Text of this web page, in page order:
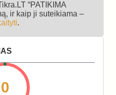
“PATIKIMA
ir kaip ji suteikiama –
.
0